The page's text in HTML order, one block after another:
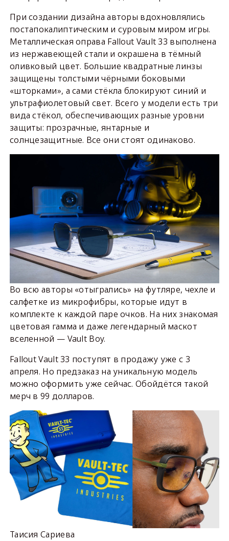
При создании дизайна авторы вдохновлялись
постапокалиптическим и суровым миром игры.
Металлическая оправа Fallout Vault 33 выполнена
из нержавеющей стали и окрашена в тёмный
оливковый цвет. Большие квадратные линзы
защищены толстыми чёрными боковыми
«шторками», а сами стёкла блокируют синий и
ультрафиолетовый свет. Всего у модели есть три
вида стёкол, обеспечивающих разные уровни
защиты: прозрачные, янтарные и
солнцезащитные. Все они стоят одинаково.
Во всю авторы «отыгрались» на футляре, чехле и
салфетке из микрофибры, которые идут в
комплекте к каждой паре очков. На них знакомая
цветовая гамма и даже легендарный маскот
вселенной — Vault Boy.
Fallout Vault 33 поступят в продажу уже с 3
апреля. Но предзаказ на уникальную модель
можно оформить уже сейчас. Обойдётся такой
мерч в 99 долларов.
Таисия Сариева